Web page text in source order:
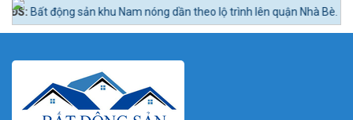
sản khu Nam nóng dần theo lộ trình lên quận Nhà Bè.